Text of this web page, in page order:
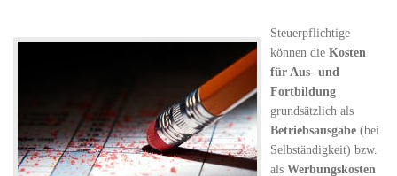
Steuerpflichtige
können die Kosten
für Aus- und
Fortbildung
grundsätzlich als
Betriebsausgabe (bei
Selbständigkeit) bzw.
als Werbungskosten